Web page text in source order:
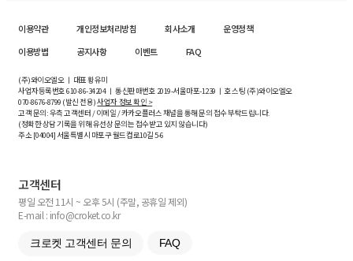
이용약관 개인정보처리방침 회사소개
운영정책
이용방법
공지사항 이벤트 FAQ
(주)와이오엘오 ㅣ 대표 황유미
사업자등록번호610-86-34204ㅣ 통신판매번호 2019-서울마포-1239 ㅣ 호스팅 (주)와이오엘오
070-8676-8799 (발신 전용)사업자 정보 확인 >
고객 문의: 우측 고객센터 / 이메일 / 카카오플러스 채널을 통해 문의 접수 부탁드립니다.
(정확한 상담 기록을 위해 유선상 문의는 접수받고 있지 않습니다)
주소 [04004] 서울특별시 마포구 월드컵로10길5-6
고객센터
평일 오전 11시 ~ 오후 5시 (주말, 공휴일 제외)
E-mail : info@croket.co.kr
크로켓 고객센터 문의 FAQ